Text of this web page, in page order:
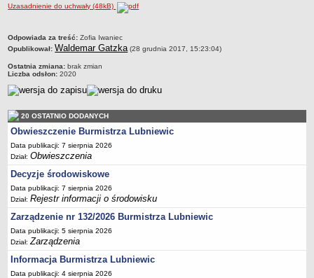
Zadania i uprawnienia
Plan pracy Rady Miejskiej
Głosowania
Protokoły z posiedzeń Rady Miejskiej
Składy Komisji
Terminy posiedzeń Komisji
Plan pracy Komisji Rewizyjnej
Plan pracy pozostałych Komisji
Oświadczenia majątkowe
Interpelacje radnych wraz z odpowiedziami
Zapytania radnych wraz z odpowiedziami
Apele
JEDNOSTKI ORGANIZACYJNE
Biblioteka - Centrum Kultury
Uzasadnienie do uchwały (48kB)
metryczka
Odpowiada za treść: Zofia Iwaniec
Opublikował: Waldemar Gatzka (28 grudnia 2017, 15:23:04)
Ostatnia zmiana: brak zmian
Liczba odsłon: 2020
20 OSTATNIO DODANYCH
Obwieszczenie Burmistrza Lubniewic
Data publikacji: 7 sierpnia 2026
Dział:Obwieszczenia
Decyzje środowiskowe
Data publikacji: 7 sierpnia 2026
Dział:Rejestr informacji o środowisku
Zarządzenie nr 132/2026 Burmistrza Lubniewic
Data publikacji: 5 sierpnia 2026
Dział:Zarządzenia
Informacja Burmistrza Lubniewic
Data publikacji: 4 sierpnia 2026